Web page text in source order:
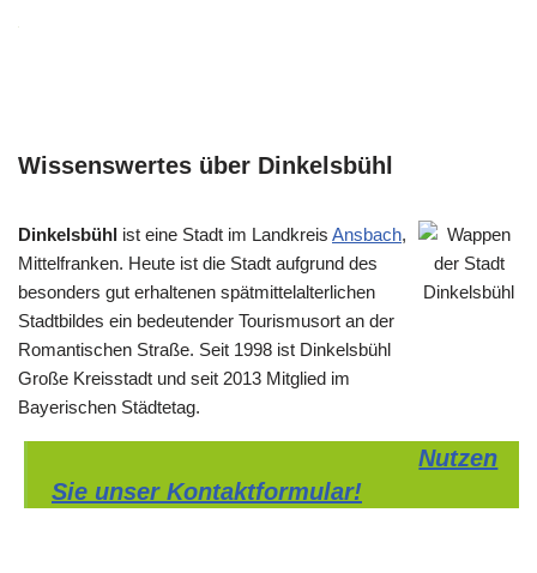
Wissenswertes über Dinkelsbühl
Dinkelsbühl ist eine Stadt im Landkreis Ansbach,
Mittelfranken. Heute ist die Stadt aufgrund des
besonders gut erhaltenen spätmittelalterlichen
Stadtbildes ein bedeutender Tourismusort an der
Romantischen Straße. Seit 1998 ist Dinkelsbühl
Große Kreisstadt und seit 2013 Mitglied im
Bayerischen Städtetag.
Nutzen
Sie unser Kontaktformular!